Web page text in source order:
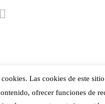
Las cookies de este
ofrecer funciones de